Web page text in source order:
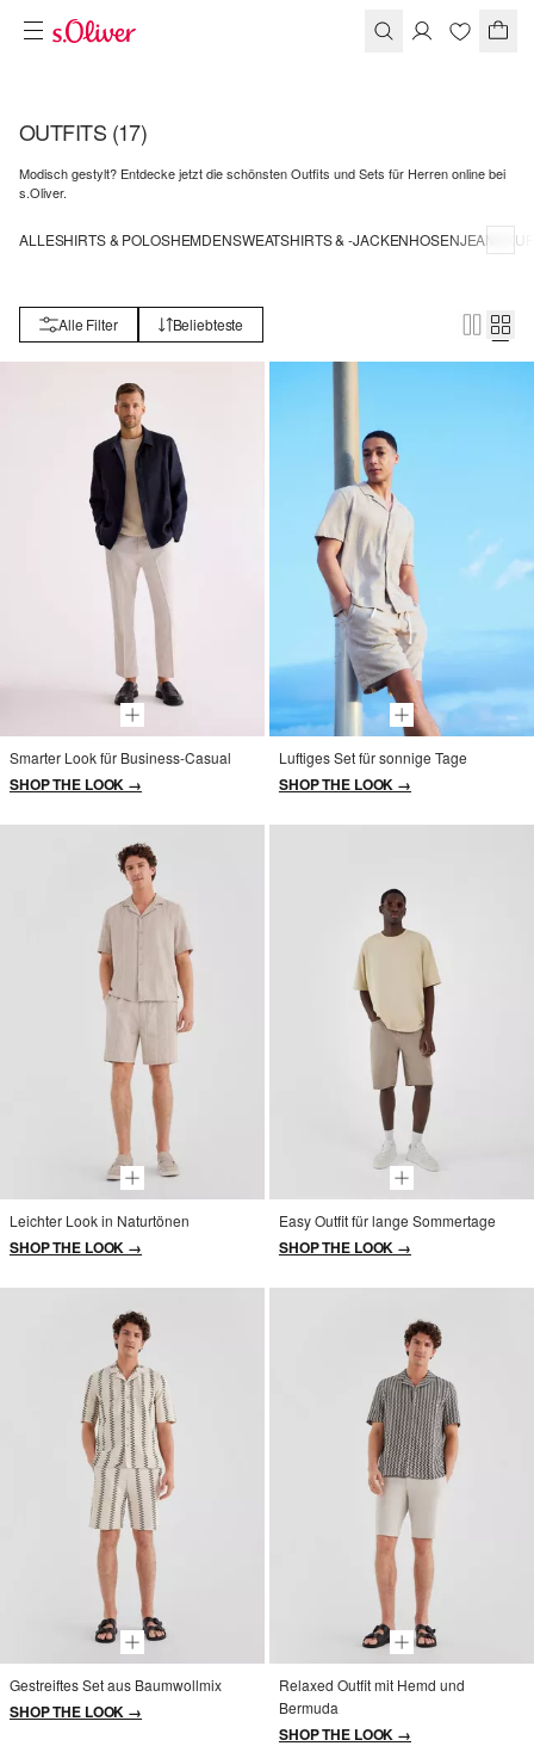
OUTFITS (17)
Modisch gestylt? Entdecke jetzt die schönsten Outfits und Sets für Herren online bei
s.Oliver.
ALLESHIRTS & POLOSHEMDENSWEATSHIRTS & -JACKENHOSENJEANS
Alle Filter Beliebteste
Smarter Look für Business-Casual
SHOP THE LOOK →
Luftiges Set für sonnige Tage
SHOP THE LOOK →
Leichter Look in Naturtönen
SHOP THE LOOK →
Easy Outfit für lange Sommertage
SHOP THE LOOK →
Gestreiftes Set aus Baumwollmix
SHOP THE LOOK →
Relaxed Outfit mit Hemd und
Bermuda
SHOP THE LOOK →